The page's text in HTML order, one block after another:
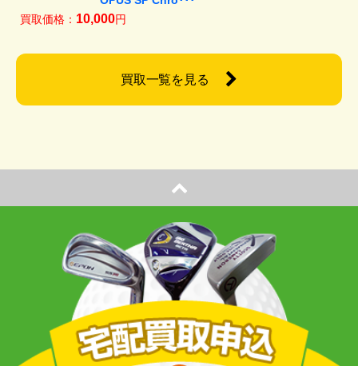
買取価格： 10,000円
買取一覧を見る